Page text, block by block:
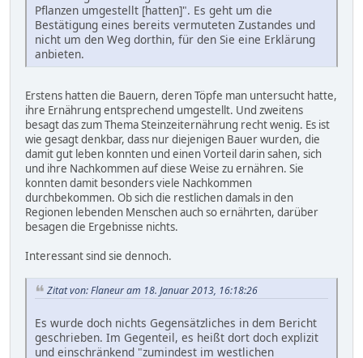
Pflanzen umgestellt [hatten]". Es geht um die
Bestätigung eines bereits vermuteten Zustandes und
nicht um den Weg dorthin, für den Sie eine Erklärung
anbieten.
Erstens hatten die Bauern, deren Töpfe man untersucht hatte,
ihre Ernährung entsprechend umgestellt. Und zweitens
besagt das zum Thema Steinzeiternährung recht wenig. Es ist
wie gesagt denkbar, dass nur diejenigen Bauer wurden, die
damit gut leben konnten und einen Vorteil darin sahen, sich
und ihre Nachkommen auf diese Weise zu ernähren. Sie
konnten damit besonders viele Nachkommen
durchbekommen. Ob sich die restlichen damals in den
Regionen lebenden Menschen auch so ernährten, darüber
besagen die Ergebnisse nichts.
Interessant sind sie dennoch.
Zitat von: Flaneur am 18. Januar 2013, 16:18:26
Es wurde doch nichts Gegensätzliches in dem Bericht
geschrieben. Im Gegenteil, es heißt dort doch explizit
und einschränkend "zumindest im westlichen